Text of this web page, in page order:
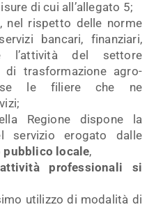
di cui all’allegato 5;
nel rispetto delle norme
bancari, finanziari,
l’attività del settore
di trasformazione agro-
le filiere che ne
Regione dispone la
servizio erogato dalle
pubblico locale,
professionali si
utilizzo di modalità di